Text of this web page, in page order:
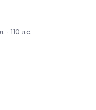
· 110 л.с.